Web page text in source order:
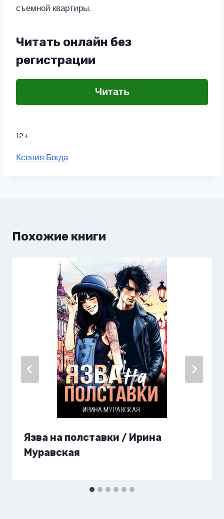
съемной квартиры.
Читать онлайн без
регистрации
Читать
12+
Метки
Ксения Богда
Похожие книги
Язва на полставки / Ирина
Муравская